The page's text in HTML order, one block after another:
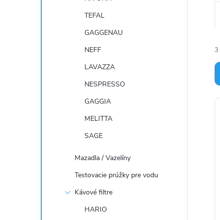
TEFAL
GAGGENAU
NEFF
LAVAZZA
NESPRESSO
GAGGIA
MELITTA
SAGE
Mazadla / Vazelíny
Testovacie prúžky pre vodu
Kávové filtre
HARIO
a
3
V